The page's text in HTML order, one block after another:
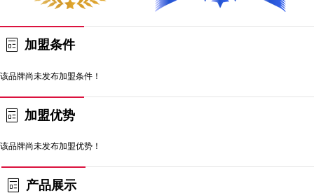
加盟条件
该品牌尚未发布加盟条件！
加盟优势
该品牌尚未发布加盟优势！
产品展示